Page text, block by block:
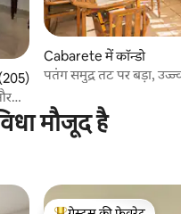
5 में से 4.96, 205 समीक्षाएँ
Cabarete में कॉन्डो
पतंग समुद्र तट पर बड़ा,
मौजूद है